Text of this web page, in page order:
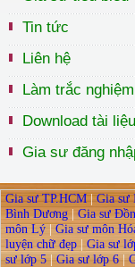
Tin tức
Liên hệ
Làm trắc nghiệm
Download tài liệu
Gia sư đăng
Gia sư TP.HCM|Gia sư
Bình Dương | Gia sư
môn Lý|Gia sư môn
luyện chữ đẹp | Gia sư
sư lớp 5|Gia sư lớp 6|